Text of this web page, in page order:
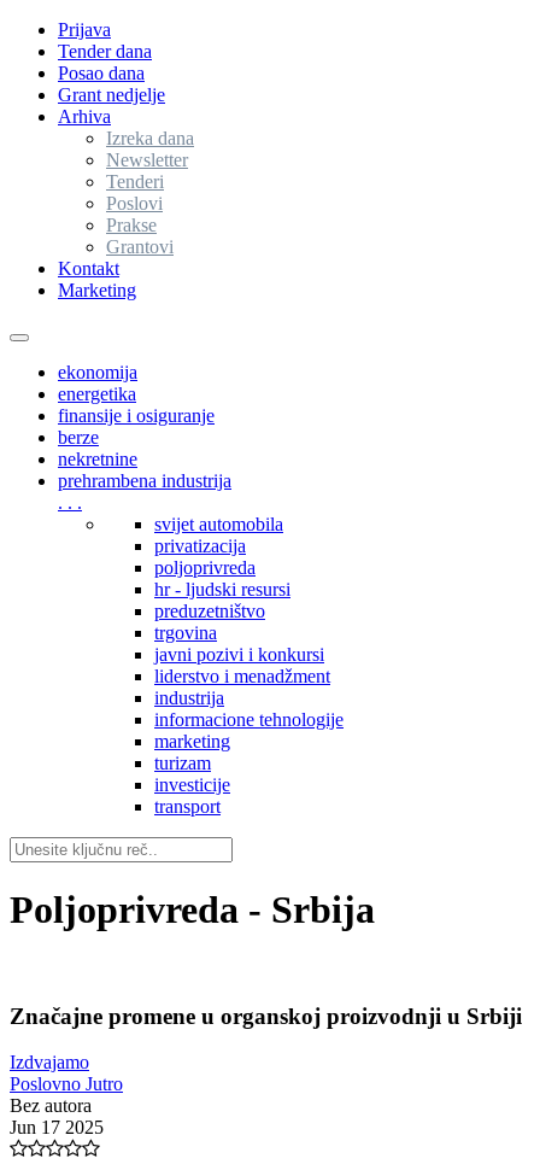
Prijava
Tender dana
Posao dana
Grant nedjelje
Arhiva
Izreka dana
Newsletter
Tenderi
Poslovi
Prakse
Grantovi
Kontakt
Marketing
Toggle
navigationekonomija
energetika
finansije i osiguranje
berze
nekretnine
prehrambena industrija
. . .
svijet automobila
privatizacija
poljoprivreda
hr - ljudski resursi
preduzetništvo
trgovina
javni pozivi i konkursi
liderstvo i menadžment
industrija
informacione tehnologije
marketing
turizam
investicije
transport
Poljoprivreda - Srbija
Značajne promene u organskoj proizvodnji u Srbiji
Izdvajamo
Poslovno Jutro
Bez autora
Jun 17 2025